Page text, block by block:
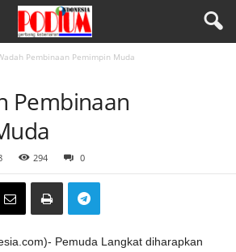
Pembinaan Pemimpin Muda
Pembinaan
294 0
Pemuda Langkat diharapkan